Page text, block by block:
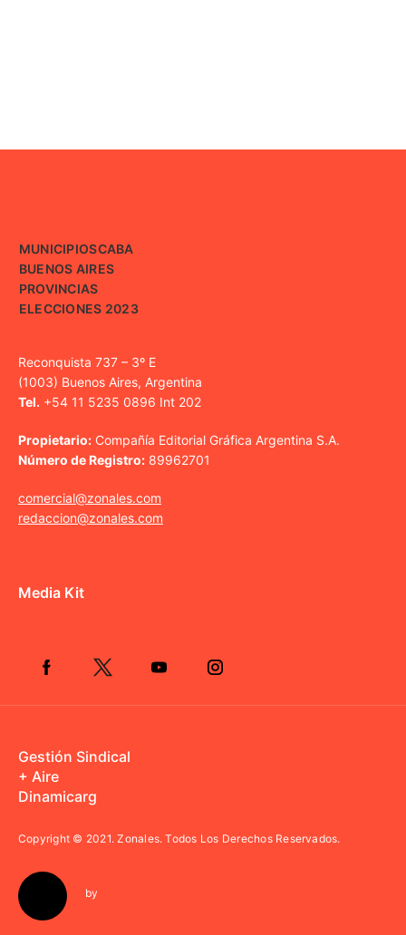
MUNICIPIOSCABA
BUENOS AIRES
PROVINCIAS
ELECCIONES 2023
Reconquista 737 – 3º E
(1003) Buenos Aires, Argentina
Tel. +54 11 5235 0896 Int 202
Propietario: Compañía Editorial Gráfica Argentina S.A.
Número de Registro: 89962701
comercial@zonales.com
redaccion@zonales.com
Media Kit
Gestión Sindical
+ Aire
Dinamicarg
Copyright © 2021.Zonales. Todos Los Derechos Reservados.
by